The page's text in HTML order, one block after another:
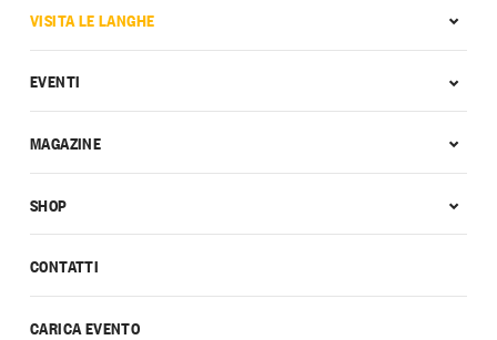
CONTATTI
CARICA EVENTO
VISITA LE LANGHE
EVENTI
MAGAZINE
SHOP